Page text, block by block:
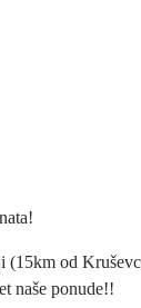
(15km od
naše ponude!!